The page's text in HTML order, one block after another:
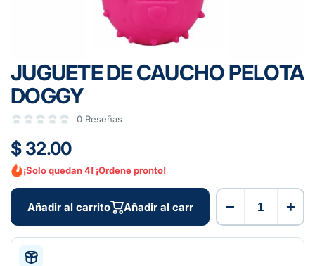
JUGUETE DE CAUCHO PELOTA
DOGGY
0 Reseñas
$ 32.00
¡Solo quedan 4! ¡Ordene pronto!
Añadir al carrito Añadir al carrito − +